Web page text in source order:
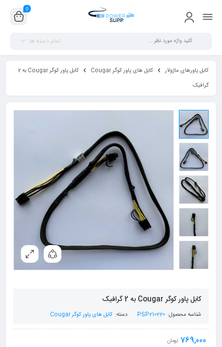
0
تمام دسته ها
کابل پاورهای ماژولار کابل های پاور کوگر Cougar
کابل پاور کوگر Cougar به 2
گرافیک
کابل پاور کوگر Cougar به 2 گرافیک
شناسه محصول: PSP210220 دسته: کابل های پاور کوگر Cougar
769,000 تومان